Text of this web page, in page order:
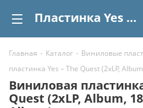
Пластинка Yes – The Quest (2xLP, Album, 180, 2xCD, Album) купить | Интернет-магазин СтереоВинил
Главная - Каталог - Виниловые
пластинка Yes – The Quest (2xLP,
Виниловая
Quest (2xLP, Album,